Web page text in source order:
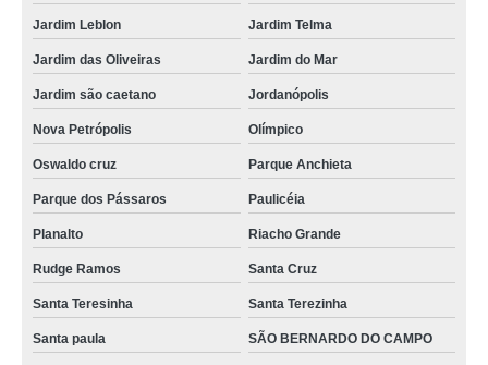
Jardim Leblon Jardim Telma
Jardim das Oliveiras Jardim do Mar
Jardim são caetano Jordanópolis
Nova Petrópolis Olímpico
Oswaldo cruz Parque Anchieta
Parque dos Pássaros Paulicéia
Planalto Riacho Grande
Rudge Ramos Santa Cruz
Santa Teresinha Santa Terezinha
Santa paula SÃO BERNARDO DO CAMPO